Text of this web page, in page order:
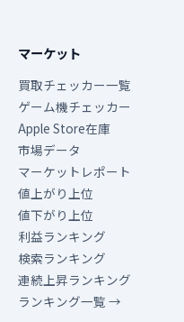
マーケット
買取チェッカー一覧
ゲーム機チェッカー
Apple Store在庫
市場データ
マーケットレポート
値上がり上位
値下がり上位
利益ランキング
検索ランキング
連続上昇ランキング
ランキング一覧 →